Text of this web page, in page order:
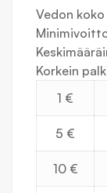
Vedon koko
Korkein
1 €
5 €
10 €